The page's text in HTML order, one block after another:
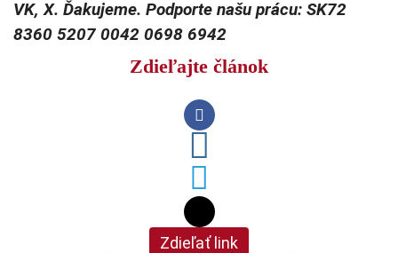
VK, X. Ďakujeme. Podporte našu prácu: SK72
8360 5207 0042 0698 6942
Zdieľajte článok
Zdieľať link